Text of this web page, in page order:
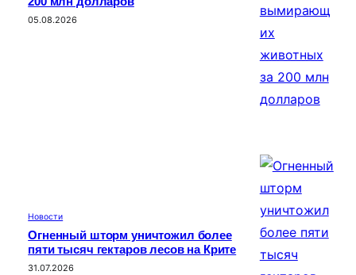
05.08.2026
Новости
Огненный шторм уничтожил более
пяти тысяч гектаров лесов на Крите
31.07.2026